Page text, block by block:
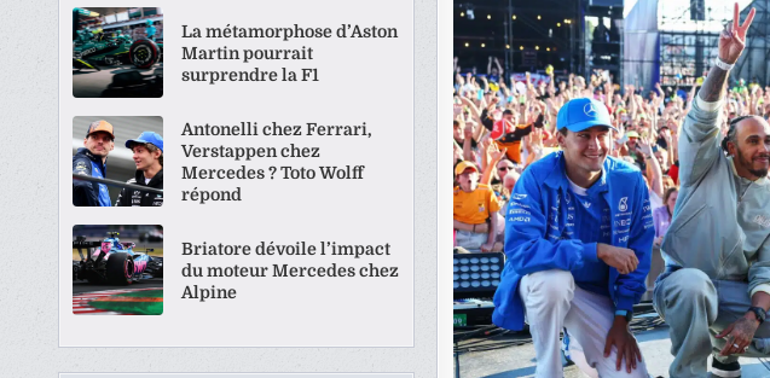
La métamorphose d’Aston
Martin pourrait
surprendre la F1
Antonelli chez Ferrari,
Verstappen chez
Mercedes ? Toto Wolff
répond
Briatore dévoile l’impact
du moteur Mercedes chez
Alpine